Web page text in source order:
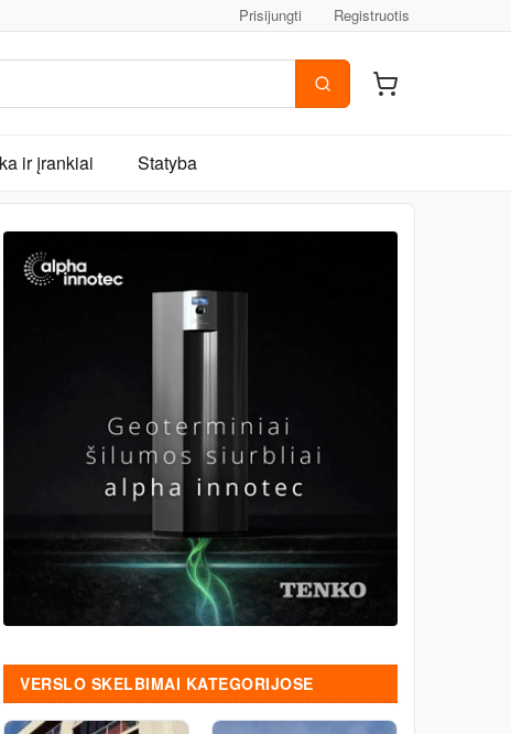
Prisijungti Registruotis
ir įrankiai Statyba
VERSLO SKELBIMAI KATEGORIJOSE